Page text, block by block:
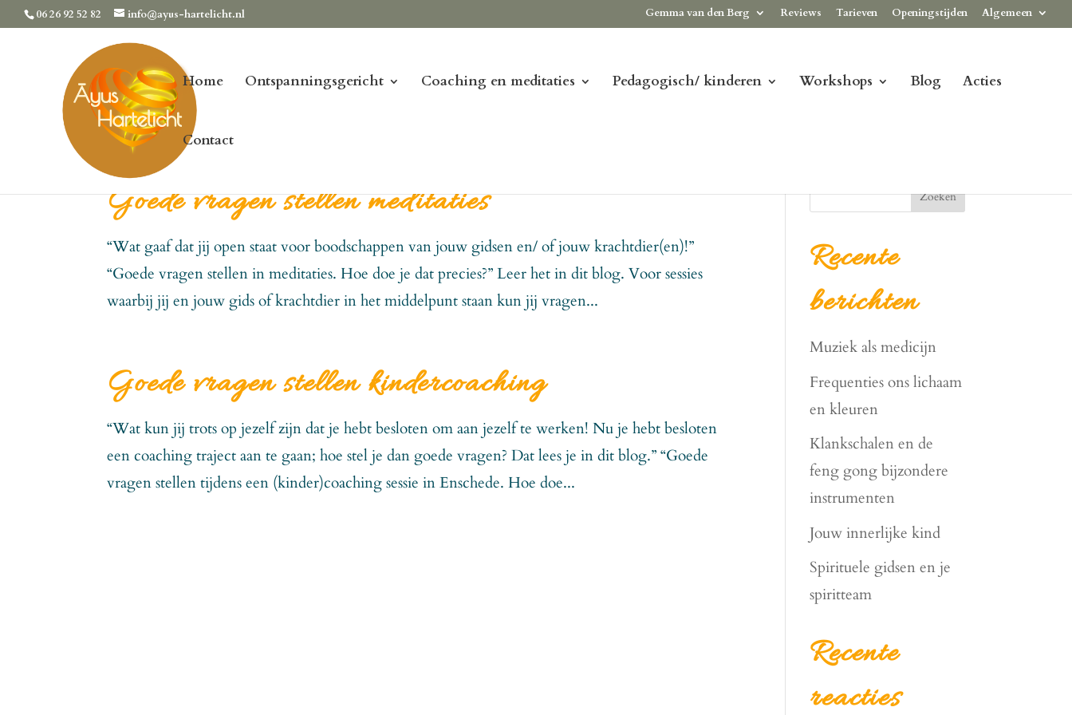
06 26 92 52 82 info@ayus-hartelicht.nl Gemma van den Berg Reviews Tarieven Openingstijden Algemeen
Home Ontspanningsgericht Coaching en meditaties Pedagogisch/ kinderen Workshops Blog Acties
Contact
Goede vragen stellen meditaties
“Wat gaaf dat jij open staat voor boodschappen van jouw gidsen en/ of jouw krachtdier(en)!”
“Goede vragen stellen in meditaties. Hoe doe je dat precies?” Leer het in dit blog. Voor sessies
waarbij jij en jouw gids of krachtdier in het middelpunt staan kun jij vragen...
Goede vragen stellen kindercoaching
“Wat kun jij trots op jezelf zijn dat je hebt besloten om aan jezelf te werken! Nu je hebt besloten
een coaching traject aan te gaan; hoe stel je dan goede vragen? Dat lees je in dit blog.” “Goede
vragen stellen tijdens een (kinder)coaching sessie in Enschede. Hoe doe...
Zoeken
Recente
berichten
Muziek als medicijn
Frequenties ons lichaam
en kleuren
Klankschalen en de
feng gong bijzondere
instrumenten
Jouw innerlijke kind
Spirituele gidsen en je
spiritteam
Recente
reacties